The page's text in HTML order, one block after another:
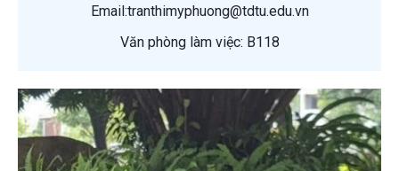
Email:tranthimyphuong@tdtu.edu.vn
Văn phòng làm việc: B118